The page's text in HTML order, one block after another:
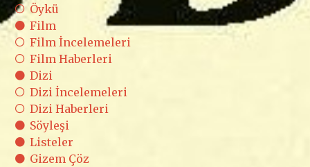
Öykü
Film
Film İncelemeleri
Film Haberleri
Dizi
Dizi İncelemeleri
Dizi Haberleri
Söyleşi
Listeler
Gizem Çöz